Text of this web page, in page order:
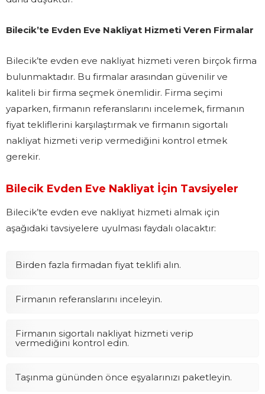
Bilecik’te Evden Eve Nakliyat Hizmeti Veren Firmalar
Bilecik’te evden eve nakliyat hizmeti veren birçok firma
bulunmaktadır. Bu firmalar arasından güvenilir ve
kaliteli bir firma seçmek önemlidir. Firma seçimi
yaparken, firmanın referanslarını incelemek, firmanın
fiyat tekliflerini karşılaştırmak ve firmanın sigortalı
nakliyat hizmeti verip vermediğini kontrol etmek
gerekir.
Bilecik Evden Eve Nakliyat İçin Tavsiyeler
Bilecik’te evden eve nakliyat hizmeti almak için
aşağıdaki tavsiyelere uyulması faydalı olacaktır:
Birden fazla firmadan fiyat teklifi alın.
Firmanın referanslarını inceleyin.
Firmanın sigortalı nakliyat hizmeti verip
vermediğini kontrol edin.
Taşınma gününden önce eşyalarınızı paketleyin.